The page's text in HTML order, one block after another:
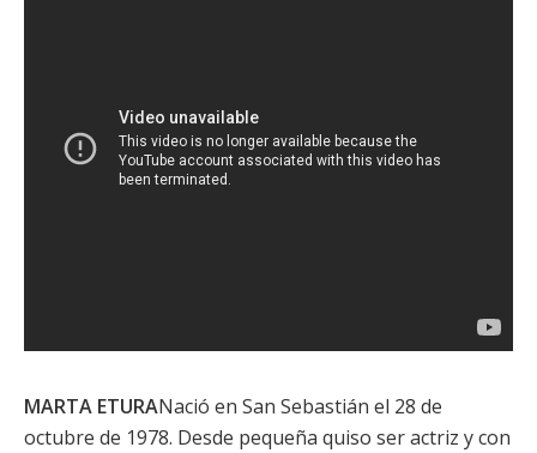
MARTA ETURANació en San Sebastián el 28 de
octubre de 1978. Desde pequeña quiso ser actriz y con